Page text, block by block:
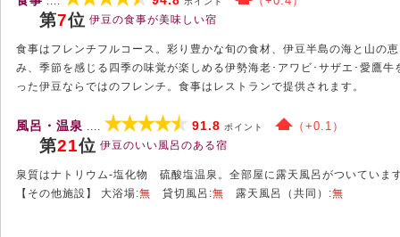
第7位 伊豆の食事が美味しい宿
食事はフレンチフルコース。彩り豊かな旬の食材、伊豆半島の海と山の恵
み、季節を感じる四季の味覚が楽しめる伊勢海老･アワビ･サザエ･愛鷹牛
った伊豆ならではのフレンチ。食事はレストランで提供されます。
風呂・温泉 .... 91.8 ポイント （+0.1）
第21位 伊豆のいい風呂のある宿
泉質はナトリウム-塩化物 硫酸塩温泉。全部屋に露天風呂がついていま
【その他施設】 大浴場:無 貸切風呂:無 露天風呂（共同）:無